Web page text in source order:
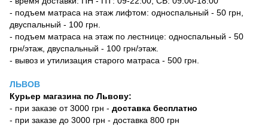
- подъем матраса на этаж лифтом: односпальный - 50 грн,
двуспальный - 100 грн.
- подъем матраса на этаж по лестнице: односпальный - 50
грн/этаж, двуспальный - 100 грн/этаж.
- вывоз и утилизация старого матраса - 500 грн.
ЛЬВОВ
Курьер магазина по Львову:
- при заказе от 3000 грн - доставка бесплатно
- при заказе до 3000 грн - доставка 800 грн